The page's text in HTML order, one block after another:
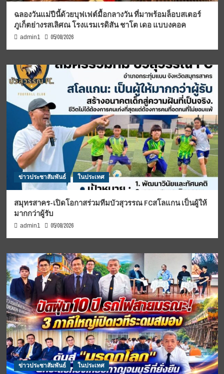
ฉลองวันแม่ปีนี้ด้วยบุฟเฟต์มื้อกลางวัน ที่มาพร้อมล็อบสเตอร์
ภูเก็ตย่างรสเลิศณ โรงแรมเรดิสัน ชาโต เดอ แบบงคอค
admin1 05/08/2026
ข่าวประชาสัมพันธ์ ในประเทศ
สมุทรสาคร-เปิดโอกาสร่วมทีมบัวสุวรรณ FCสโลแกน เป็นผู้ให้
มากกว่าผู้รับ
admin1 05/08/2026
ข่าวประชาสัมพันธ์ ในประเทศ